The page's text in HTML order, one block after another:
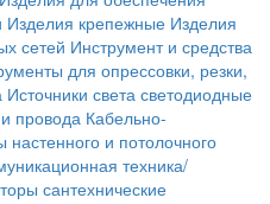
Изделия крепежные Изделия
сетей Инструмент и средства
для опрессовки, резки,
Источники света светодиодные
провода Кабельно-
настенного и потолочного
техника/
сантехнические